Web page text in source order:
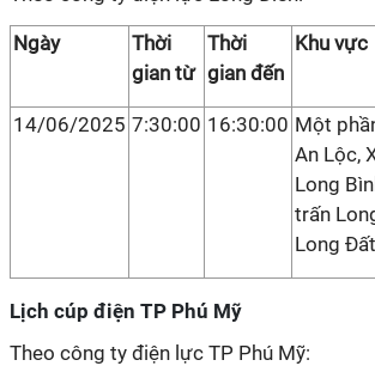
Ngày
Thời
gian từ
Thời
gian đến
Khu vực
14/06/2025 7:30:00 16:30:00 Một
An Lộc,
Long
trấn
Long Đất
Lịch cúp điện TP Phú Mỹ
Theo công ty điện lực TP Phú Mỹ: